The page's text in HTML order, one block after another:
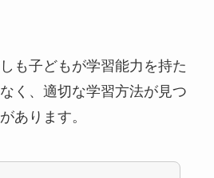
も子どもが学習能力を持た
く、適切な学習方法が見つ
あります。